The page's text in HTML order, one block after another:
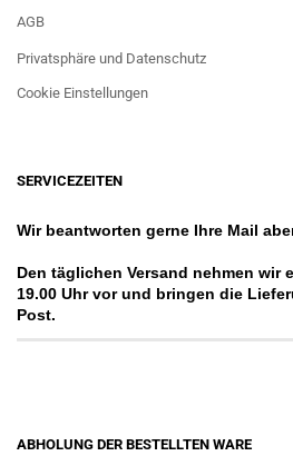
AGB
Privatsphäre und Datenschutz
Cookie Einstellungen
SERVICEZEITEN
Wir beantworten gerne Ihre Mail
Den täglichen Versand nehmen wir
19.00 Uhr vor und bringen die
Post.
ABHOLUNG DER BESTELLTEN WARE